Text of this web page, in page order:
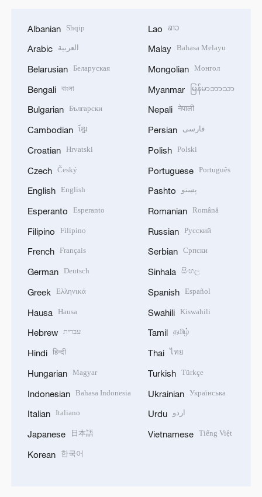
Albanian Shqip
Arabic العربية
Belarusian Беларуская
Bengali বাংলা
Bulgarian Български
Cambodian ខ្មែរ
Croatian Hrvatski
Czech Český
English English
Esperanto Esperanto
Filipino Filipino
French Français
German Deutsch
Greek Ελληνικά
Hausa Hausa
Hebrew עברית
Hindi हिन्दी
Hungarian Magyar
Indonesian Bahasa Indonesia
Italian Italiano
Japanese 日本語
Korean 한국어
Lao ລາວ
Malay Bahasa Melayu
Mongolian Монгол
Myanmar မြန်မာဘာသာ
Nepali नेपाली
Persian فارسی
Polish Polski
Portuguese Português
Pashto پښتو
Romanian Română
Russian Русский
Serbian Српски
Sinhala සිංහල
Spanish Español
Swahili Kiswahili
Tamil தமிழ்
Thai ไทย
Turkish Türkçe
Ukrainian Українська
Urdu اردو
Vietnamese Tiếng Việt